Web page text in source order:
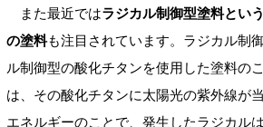
また最近ではラジカル制御型塗料とい
の塗料も注目されています。ラジカル制
ル制御型の酸化チタンを使用した塗料の
は、その酸化チタンに太陽光の紫外線が
エネルギーのことで、発生したラジカル